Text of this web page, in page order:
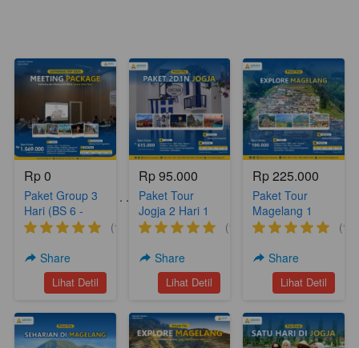
Paket Tour Lainnya . . . .
Rp 0
Paket Group 3
Hari (BS 6 -
Meeting
(1)
Share
`Lihat Detil
Rp 95.000
Paket Tour
Jogja 2 Hari 1
Malam Yogya
(1)
Share
`
Lihat Detil
Rp 225.000
Paket Tour
Magelang 1
hari (A18)
(1)
Share
`Lihat Detil